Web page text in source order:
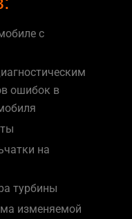
с
ошибок в
на
турбины
изменяемой